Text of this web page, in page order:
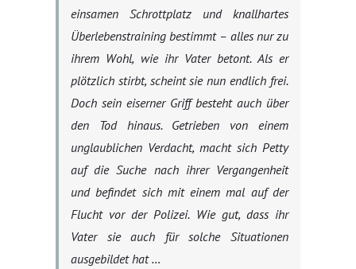
einsamen Schrottplatz und knallhartes
Überlebenstraining bestimmt – alles nur zu
ihrem Wohl, wie ihr Vater betont. Als er
plötzlich stirbt, scheint sie nun endlich frei.
Doch sein eiserner Griff besteht auch über
den Tod hinaus. Getrieben von einem
unglaublichen Verdacht, macht sich Petty
auf die Suche nach ihrer Vergangenheit
und befindet sich mit einem mal auf der
Flucht vor der Polizei. Wie gut, dass ihr
Vater sie auch für solche Situationen
ausgebildet hat …